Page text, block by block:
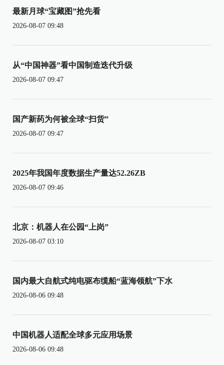
最新月球“宝藏图”抢先看
2026-08-07 09:48
从“中国神器”看中国制造迭代升级
2026-08-07 09:47
国产新药为何被全球“扫货”
2026-08-07 09:47
2025年我国年度数据生产量达52.26ZB
2026-08-07 09:46
北京：机器人在公园“上岗”
2026-08-07 03:10
国内最大自航式纯电驱布缆船“蓝海领航”下水
2026-08-06 09:48
中国机器人适配全球多元应用场景
2026-08-06 09:48